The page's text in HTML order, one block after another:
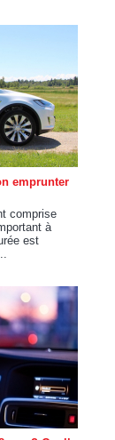
emprunter
comprise
à
est